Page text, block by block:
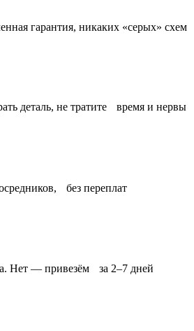
гарантия, никаких «серых» схем
деталь, не тратите время и нервы
без переплат
Нет — привезём за 2–7 дней